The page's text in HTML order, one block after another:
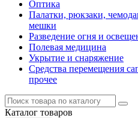
Оптика
Палатки, рюкзаки,
мешки
Разведение огня и
Полевая медицина
Укрытие и снаряжение
Средства перемещения
прочее
Каталог товаров